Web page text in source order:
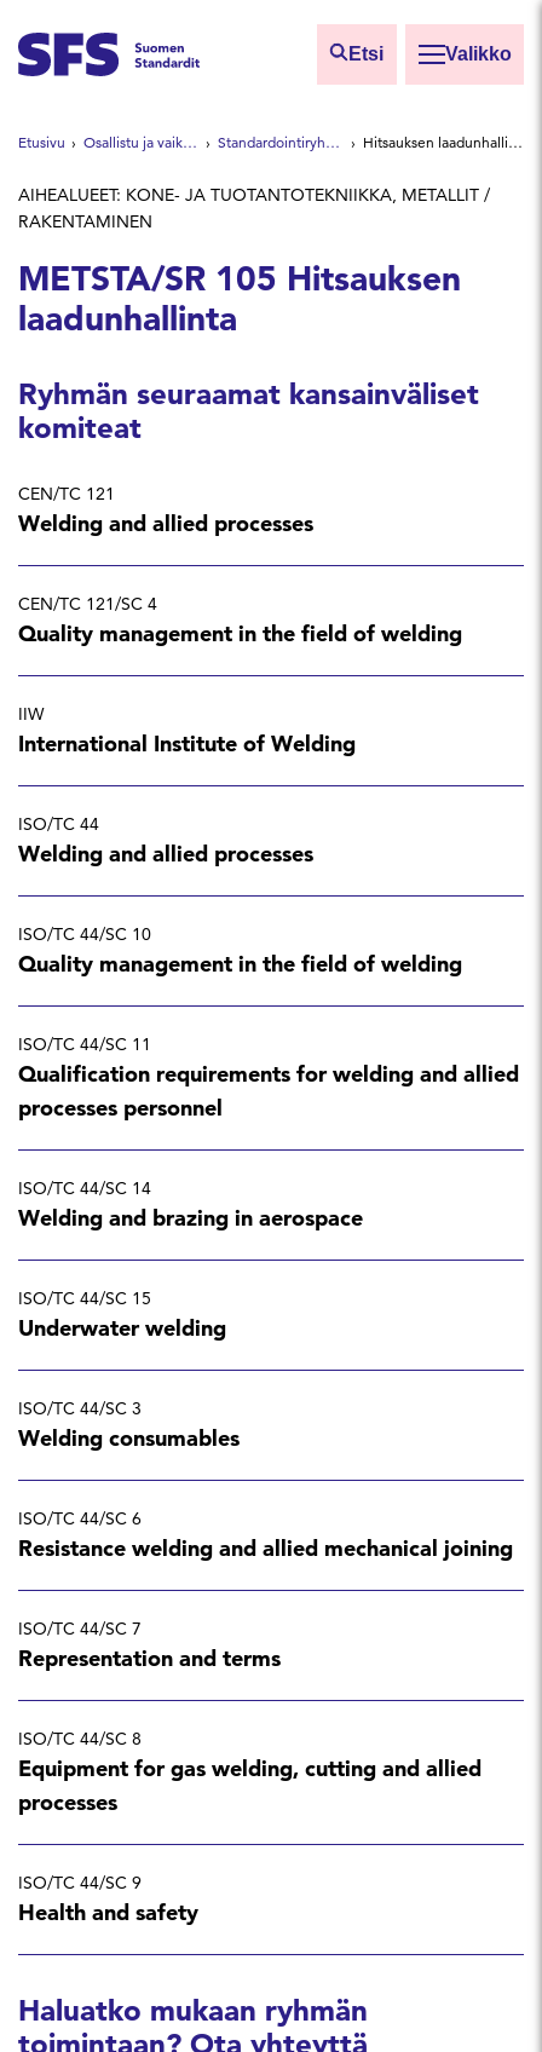
Etsi Valikko
Etsi sivuilta
Hae hakutermillä
Etusivu Osallistu ja vaikuta Standardointiryhmät Hitsauksen laadunhallinta
AIHEALUEET: KONE- JA TUOTANTOTEKNIIKKA, METALLIT /
RAKENTAMINEN
METSTA/SR 105 Hitsauksen
laadunhallinta
Ryhmän seuraamat kansainväliset
komiteat
CEN/TC 121
Welding and allied processes
CEN/TC 121/SC 4
Quality management in the field of welding
IIW
International Institute of Welding
ISO/TC 44
Welding and allied processes
ISO/TC 44/SC 10
Quality management in the field of welding
ISO/TC 44/SC 11
Qualification requirements for welding and allied
processes personnel
ISO/TC 44/SC 14
Welding and brazing in aerospace
ISO/TC 44/SC 15
Underwater welding
ISO/TC 44/SC 3
Welding consumables
ISO/TC 44/SC 6
Resistance welding and allied mechanical joining
ISO/TC 44/SC 7
Representation and terms
ISO/TC 44/SC 8
Equipment for gas welding, cutting and allied
processes
ISO/TC 44/SC 9
Health and safety
Haluatko mukaan ryhmän
toimintaan? Ota yhteyttä